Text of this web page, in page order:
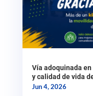
Vía adoquinada
y calidad de vida
Jun 4, 2026